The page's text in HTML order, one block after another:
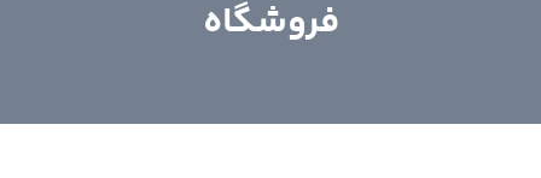
فروشگاه